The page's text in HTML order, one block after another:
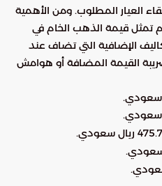
العيار المطلوب. ومن الأهمية
تمثل قيمة الذهب الخام في
الإضافية التي تضاف عند
القيمة المضافة أو هوامش